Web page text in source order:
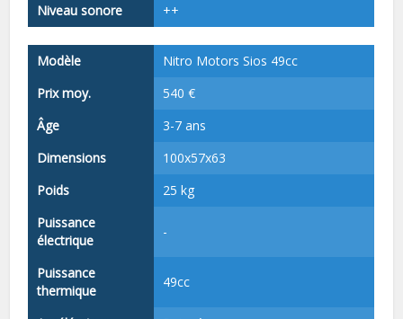
Niveau sonore
++
Modèle
Nitro Motors Sios 49cc
Prix moy.
540 €
Âge
3-7 ans
Dimensions
100x57x63
Poids
25 kg
Puissance
électrique
-
Puissance
thermique
49cc